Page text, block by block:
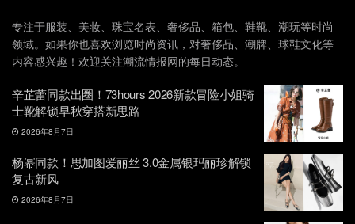
专注于服装、美妆、珠宝名表、奢侈品、箱包、鞋靴、潮玩等时尚
领域。如果你也喜欢浏览时尚资讯，对奢侈品、潮牌、球鞋文化等
内容感兴趣！欢迎关注潮流情报网的每日动态。
辛芷蕾同款出圈！73hours 2026新款冒险小姐骑
士靴解锁早秋穿搭新思路
2026年8月7日
杨幂同款！思加图爱丽丝 3.0金属银玛丽珍解锁
复古新风
2026年8月7日